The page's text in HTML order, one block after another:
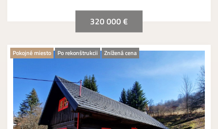
320 000 €
Pokojné miesto Po rekonštrukcii Znížená cena